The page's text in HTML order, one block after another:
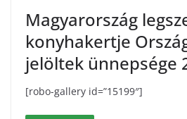
Magyarország
konyhakertje
jelöltek ünnepsége
[robo-gallery id=”15199″]